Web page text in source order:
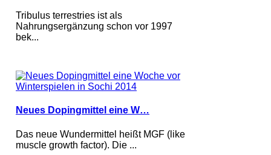
Tribulus terrestries ist als
Nahrungsergänzung schon vor 1997
bek...
Neues Dopingmittel eine W…
Das neue Wundermittel heißt MGF (like
muscle growth factor). Die ...